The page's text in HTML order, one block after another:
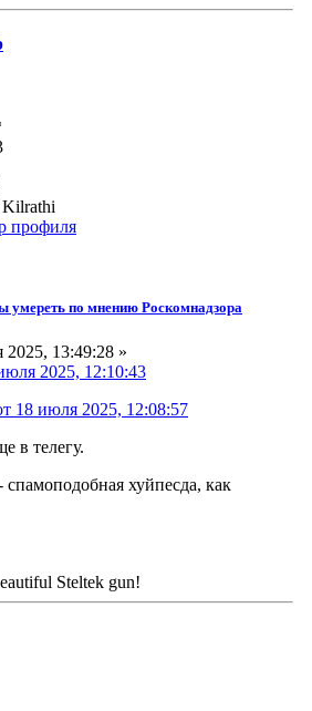
по мнению Роскомнадзора
2025, 13:49:28 »
2025, 12:10:43
18 июля 2025, 12:08:57
в телегу.
спамоподобная хуйпесда, как
Steltek gun!